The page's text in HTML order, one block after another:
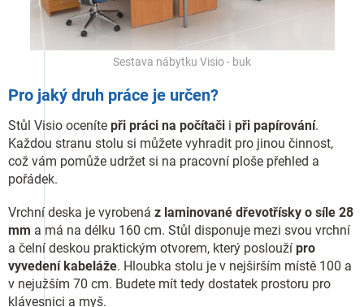
Sestava nábytku Visio - buk
Pro jaký druh práce je určen?
Stůl Visio oceníte při práci na počítači i při papírování.
Každou stranu stolu si můžete vyhradit pro jinou činnost,
což vám pomůže udržet si na pracovní ploše přehled a
pořádek.
Vrchní deska je vyrobená z laminované dřevotřísky o síle 28
mm a má na délku 160 cm. Stůl disponuje mezi svou vrchní
a čelní deskou praktickým otvorem, který poslouží pro
vyvedení kabeláže. Hloubka stolu je v nejširším místě 100 a
v nejužším 70 cm. Budete mít tedy dostatek prostoru pro
klávesnici a myš.